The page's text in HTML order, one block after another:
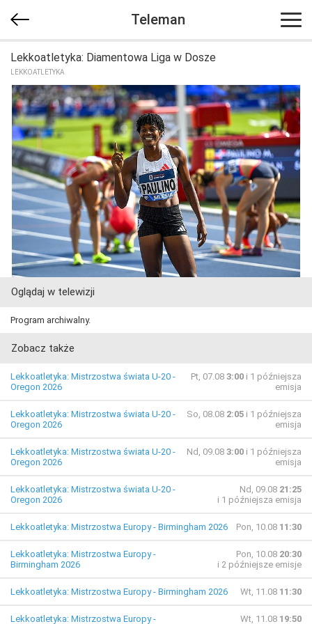
Teleman
Lekkoatletyka: Diamentowa Liga w Dosze
LEKKOATLETYKA
Oglądaj w telewizji
Program archiwalny.
Zobacz także
Lekkoatletyka: Mistrzostwa świata U-20 -
Oregon 2026
Pt, 07.08 3:00 i 1 późniejsza
emisja
Lekkoatletyka: Mistrzostwa świata U-20 -
Oregon 2026
So, 08.08 2:05 i 1 późniejsza
emisja
Lekkoatletyka: Mistrzostwa świata U-20 -
Oregon 2026
Nd, 09.08 3:00 i 1 późniejsza
emisja
Lekkoatletyka: Mistrzostwa świata U-20 -
Oregon 2026
Nd, 09.08 21:25
i 1 późniejsza emisja
Lekkoatletyka: Mistrzostwa Europy - Birmingham 2026 Pon, 10.08 11:30
Lekkoatletyka: Mistrzostwa Europy -
Birmingham 2026
Pon, 10.08 20:30
i 2 późniejsze emisje
Lekkoatletyka: Mistrzostwa Europy - Birmingham 2026 Wt, 11.08 11:30
Lekkoatletyka: Mistrzostwa Europy - Wt, 11.08 19:50